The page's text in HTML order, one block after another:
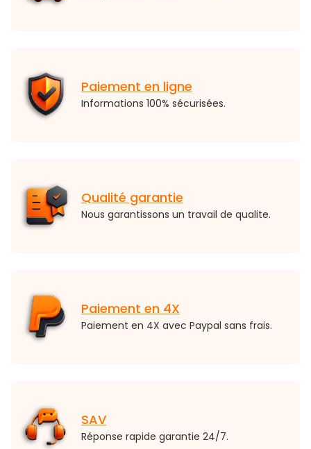
Paiement en ligne
Informations 100% sécurisées.
Qualité garantie
Nous garantissons un travail de qualite.
Paiement en 4X
Paiement en 4X avec Paypal sans frais.
SAV
Réponse rapide garantie 24/7.